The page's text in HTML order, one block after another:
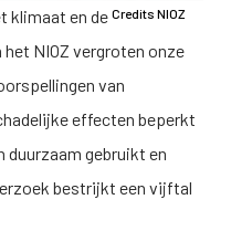
Credits NIOZ
klimaat en de
NIOZ vergroten onze
van
effecten beperkt
duurzaam gebruikt en
bestrijkt een vijftal